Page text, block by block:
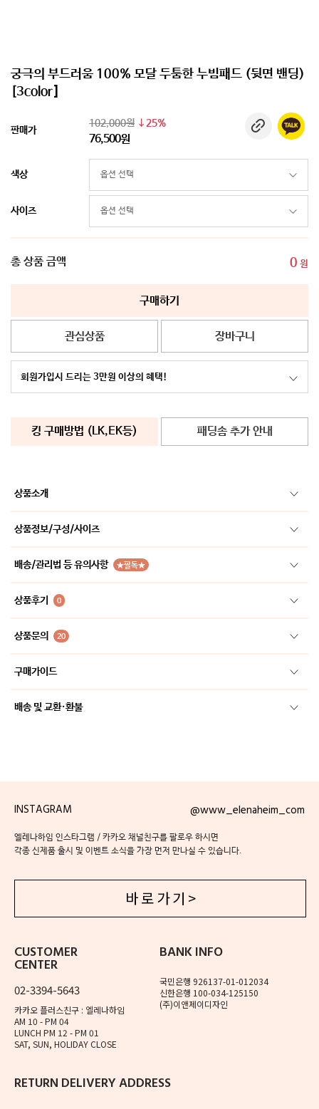
궁극의 부드러움 100% 모달 두툼한 누빔패드 (뒷면 밴딩)
[3color]
판매가
102,000원 25%
76,500원
색상
사이즈
총 상품 금액 0 원
구매하기
관심상품 장바구니
회원가입시 드리는 3만원 이상의 혜택!
킹 구매방법 (LK,EK등) 패딩솜 추가 안내
상품소개
상품정보/구성/사이즈
배송/관리법 등 유의사항 ★필독★
상품후기 0
상품문의 20
구매가이드
배송 및 교환·환불
INSTAGRAM @www_elenaheim_com
엘레나하임 인스타그램 / 카카오 채널친구를 팔로우 하시면
각종 신제품 출시 및 이벤트 소식을 가장 먼저 만나실 수 있습니다.
바 로 가 기 >
CUSTOMER
CENTER
02-3394-5643
카카오 플러스친구 : 엘레나하임
AM 10 - PM 04
LUNCH PM 12 - PM 01
SAT, SUN, HOLIDAY CLOSE
BANK INFO
국민은행 926137-01-012034
신한은행 100-034-125150
(주)이앤제이디자인
RETURN DELIVERY ADDRESS